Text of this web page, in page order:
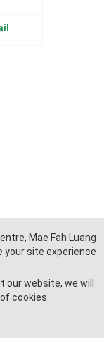
Mae Fah Luang
your site experience
our website, we will
cookies.
Fah Luang University